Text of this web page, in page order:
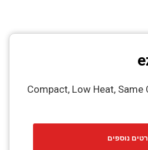
Compact, Low Heat, Same
נוספים